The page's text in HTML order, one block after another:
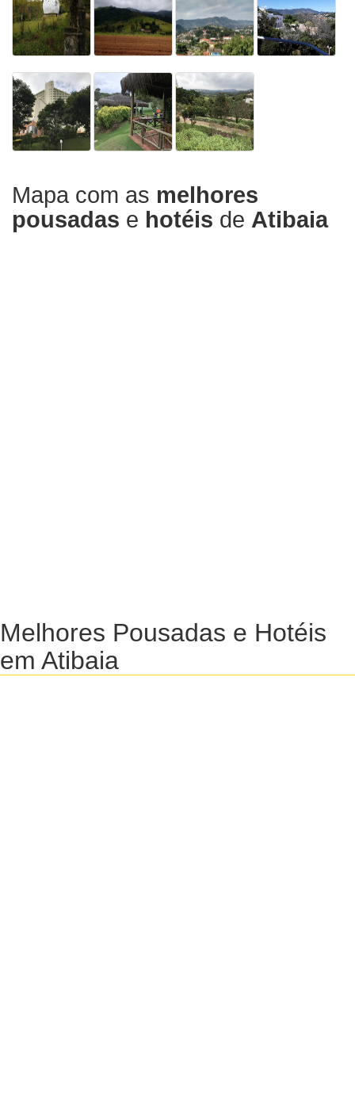
Mapa com as melhores
pousadas e hotéis de Atibaia
Melhores Pousadas e Hotéis
em Atibaia